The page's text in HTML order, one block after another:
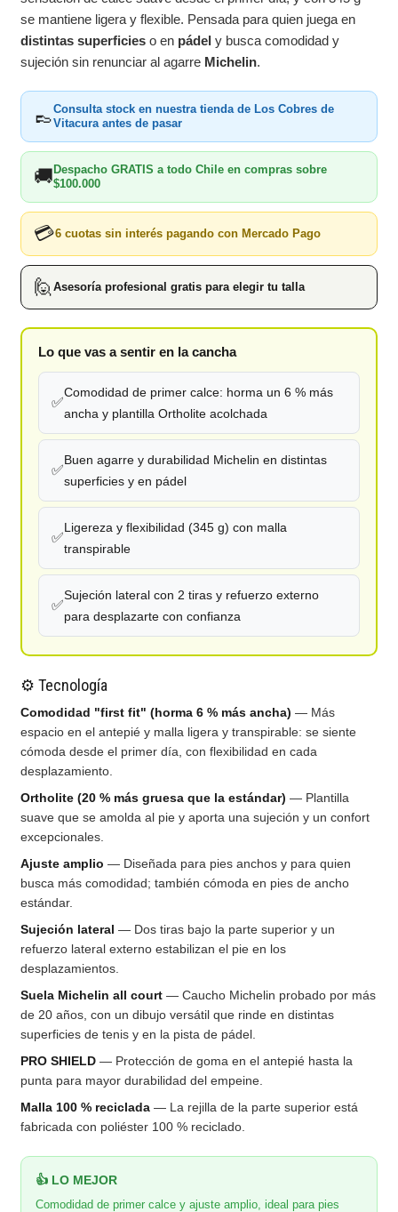
se mantiene ligera y flexible. Pensada para quien juega en
distintas superficies o en pádel y busca comodidad y
sujeción sin renunciar al agarre Michelin.
👞Consulta stock en nuestra tienda de Los Cobres de
Vitacura antes de pasar
🚚Despacho GRATIS a todo Chile en compras sobre
$100.000
💳6 cuotas sin interés pagando con Mercado Pago
🙋Asesoría profesional gratis para elegir tu talla
Lo que vas a sentir en la cancha
✅
Comodidad de primer calce: horma un 6 % más
ancha y plantilla Ortholite acolchada
✅
Buen agarre y durabilidad Michelin en distintas
superficies y en pádel
✅
Ligereza y flexibilidad (345 g) con malla
transpirable
✅
Sujeción lateral con 2 tiras y refuerzo externo
para desplazarte con confianza
⚙️ Tecnología
Comodidad "first fit" (horma 6 % más ancha) — Más
espacio en el antepié y malla ligera y transpirable: se siente
cómoda desde el primer día, con flexibilidad en cada
desplazamiento.
Ortholite (20 % más gruesa que la estándar) — Plantilla
suave que se amolda al pie y aporta una sujeción y un confort
excepcionales.
Ajuste amplio — Diseñada para pies anchos y para quien
busca más comodidad; también cómoda en pies de ancho
estándar.
Sujeción lateral — Dos tiras bajo la parte superior y un
refuerzo lateral externo estabilizan el pie en los
desplazamientos.
Suela Michelin all court — Caucho Michelin probado por más
de 20 años, con un dibujo versátil que rinde en distintas
superficies de tenis y en la pista de pádel.
PRO SHIELD — Protección de goma en el antepié hasta la
punta para mayor durabilidad del empeine.
Malla 100 % reciclada — La rejilla de la parte superior está
fabricada con poliéster 100 % reciclado.
👍 LO MEJOR
Comodidad de primer calce y ajuste amplio, ideal para pies